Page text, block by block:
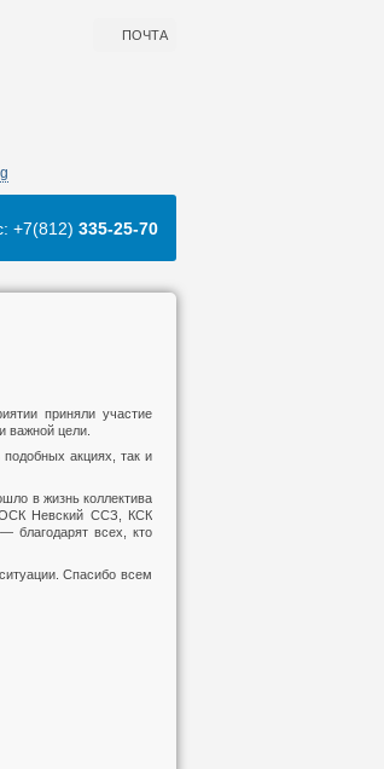
ПОЧТА
+7(812) 335-25-70
приняли участие
важной цели.
акциях, так и
в жизнь коллектива
ОСК Невский ССЗ, КСК
благодарят всех, кто
Спасибо всем